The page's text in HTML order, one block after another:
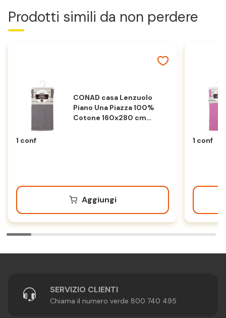
Prodotti simili da non perdere
CONAD casa Lenzuolo
Piano Una Piazza 100%
Cotone 160x280 cm
1 conf
Aggiungi
1 conf
SERVIZIO CLIENTI
Chiama il numero verde 800 740 495